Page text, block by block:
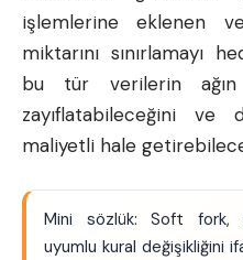
işlemlerine eklenen
miktarını sınırlamayı
bu tür verilerin
zayıflatabileceğini ve
maliyetli hale
Mini sözlük: Soft fork,
uyumlu kural değişikliğini